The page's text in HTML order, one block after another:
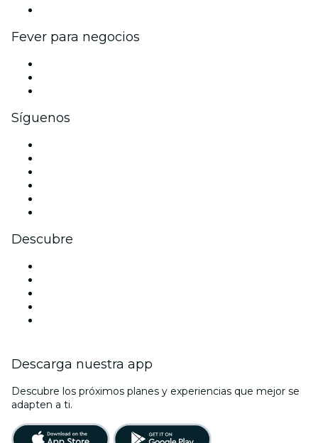
Fever para negocios
Síguenos
Descubre
Descarga nuestra app
Descubre los próximos planes y experiencias que mejor se
adapten a ti.